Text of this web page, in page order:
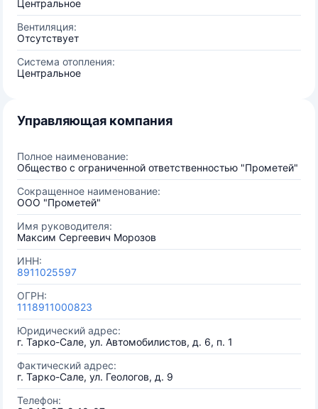
Центральное
Вентиляция:
Отсутствует
Система отопления:
Центральное
Управляющая компания
Полное наименование:
Общество с ограниченной ответственностью "Прометей"
Сокращенное наименование:
ООО "Прометей"
Имя руководителя:
Максим Сергеевич Морозов
ИНН:
8911025597
ОГРН:
1118911000823
Юридический адрес:
г. Тарко-Сале, ул. Автомобилистов, д. 6, п. 1
Фактический адрес:
г. Тарко-Сале, ул. Геологов, д. 9
Телефон: